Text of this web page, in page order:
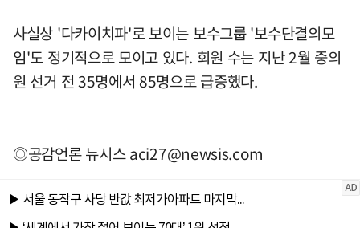
사실상 '다카이치파'로 보이는 보수그룹 '보수단결의모
임'도 정기적으로 모이고 있다. 회원 수는 지난 2월 중의
원 선거 전 35명에서 85명으로 급증했다.
◎공감언론 뉴시스aci27@newsis.com